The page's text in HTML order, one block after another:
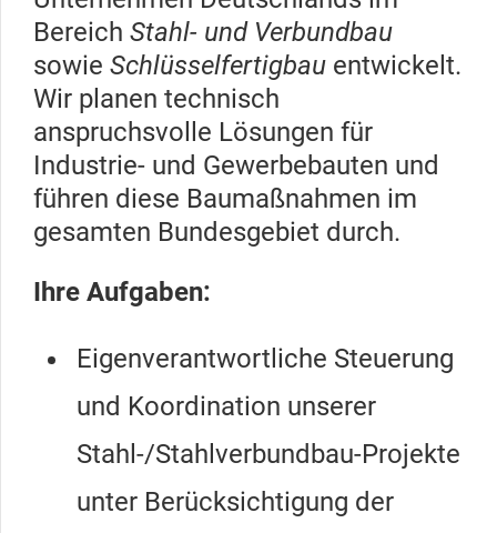
Bereich Stahl- und Verbundbau
sowie Schlüsselfertigbau entwickelt.
Wir planen technisch
anspruchsvolle Lösungen für
Industrie- und Gewerbebauten und
führen diese Baumaßnahmen im
gesamten Bundesgebiet durch.
Ihre Aufgaben:
Eigenverantwortliche Steuerung
und Koordination unserer
Stahl-/Stahlverbundbau-Projekte
unter Berücksichtigung der